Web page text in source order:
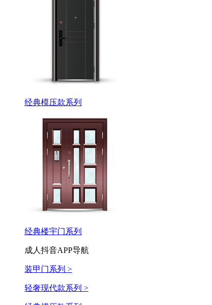
经典模压款系列
经典楼宇门系列
成人抖音APP导航
装甲门系列 >
轻奢现代款系列 >